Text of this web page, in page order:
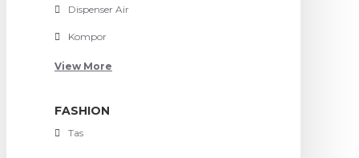
Dispenser Air
Kompor
View More
FASHION
Tas